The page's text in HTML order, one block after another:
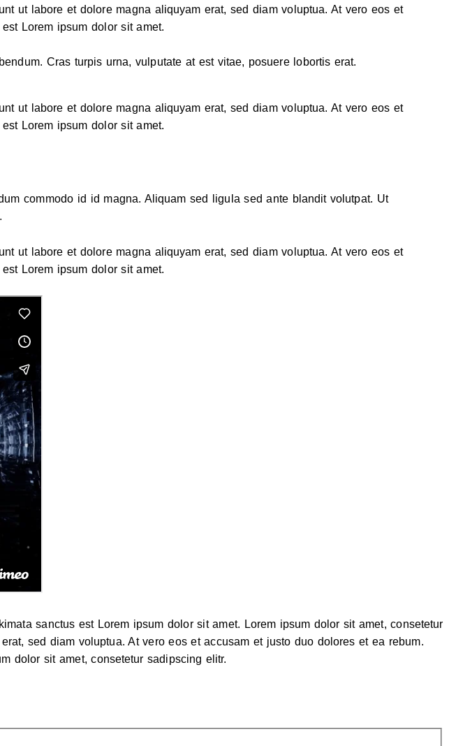
ut labore et dolore magna aliquyam erat, sed diam voluptua. At vero eos et
Lorem ipsum dolor sit amet.
Cras turpis urna, vulputate at est vitae, posuere lobortis erat.
ut labore et dolore magna aliquyam erat, sed diam voluptua. At vero eos et
Lorem ipsum dolor sit amet.
commodo id id magna. Aliquam sed ligula sed ante blandit volutpat. Ut
ut labore et dolore magna aliquyam erat, sed diam voluptua. At vero eos et
Lorem ipsum dolor sit amet.
sanctus est Lorem ipsum dolor sit amet. Lorem ipsum dolor sit amet, consetetur
sed diam voluptua. At vero eos et accusam et justo duo dolores et ea rebum.
dolor sit amet, consetetur sadipscing elitr.